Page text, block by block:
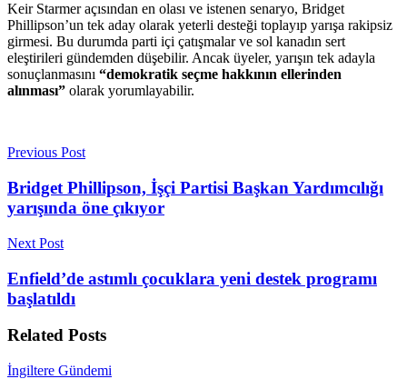
Keir Starmer açısından en olası ve istenen senaryo, Bridget
Phillipson’un tek aday olarak yeterli desteği toplayıp yarışa rakipsiz
girmesi. Bu durumda parti içi çatışmalar ve sol kanadın sert
eleştirileri gündemden düşebilir. Ancak üyeler, yarışın tek adayla
sonuçlanmasını “demokratik seçme hakkının ellerinden
alınması” olarak yorumlayabilir.
Previous Post
Bridget Phillipson, İşçi Partisi Başkan Yardımcılığı
yarışında öne çıkıyor
Next Post
Enfield’de astımlı çocuklara yeni destek programı
başlatıldı
Related Posts
İngiltere Gündemi